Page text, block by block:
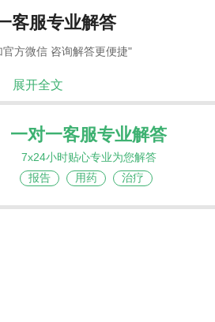
客服专业解答
方微信 咨询解答更便捷"
展开全文
一对一客服专业解答
7x24小时贴心专业为您解答
报告
用药 治疗